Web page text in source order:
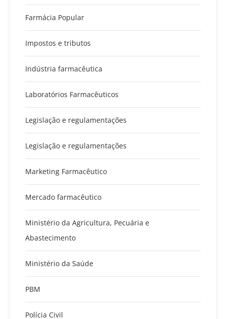
Farmácia Popular
Impostos e tributos
Indústria farmacêutica
Laboratórios Farmacêuticos
Legislação e regulamentações
Legislação e regulamentações
Marketing Farmacêutico
Mercado farmacêutico
Ministério da Agricultura, Pecuária e
Abastecimento
Ministério da Saúde
PBM
Polícia Civil